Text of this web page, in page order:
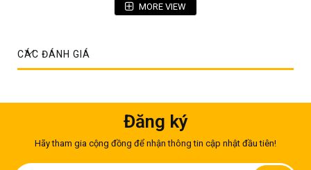
Ưu điểm và ứng dụng của thanh inox chữ U là gì?
giá thanh inox vuông
U; chúng ta sẽ cùng tìm hiểu những ưu điểm của hai sản
MORE VIEW
CÁC ĐÁNH GIÁ
Đăng ký
Hãy tham gia cộng đồng để nhận thông tin cập nhật đầu tiên!